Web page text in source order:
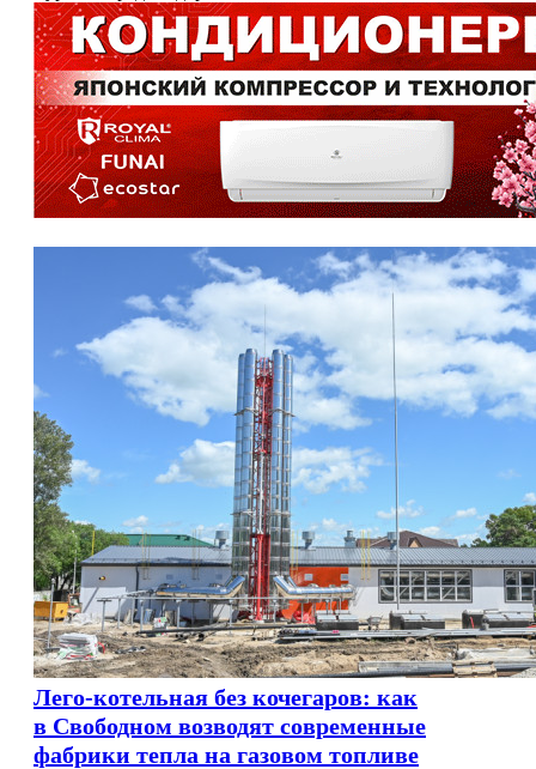
Лего-котельная без кочегаров: как
в Свободном возводят современные
фабрики тепла на газовом топливе